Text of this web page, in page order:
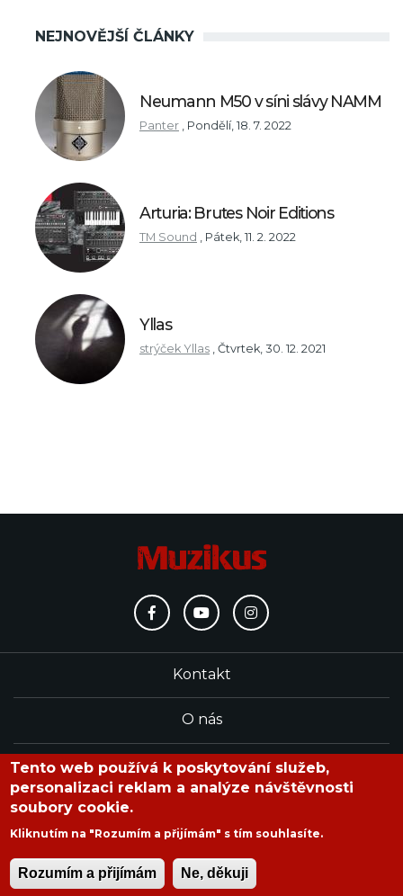
NEJNOVĚJŠÍ ČLÁNKY
Neumann M50 v síni slávy NAMM
Panter , Pondělí, 18. 7. 2022
Arturia: Brutes Noir Editions
TM Sound , Pátek, 11. 2. 2022
Yllas
strýček Yllas , Čtvrtek, 30. 12. 2021
Kontakt
O nás
Redakce
Copyright © 2020 Muzikus s.r.o.
Tento web používá k poskytování služeb,
personalizaci reklam a analýze návštěvnosti
soubory cookie.
Kliknutím na "Rozumím a přijímám" s tím souhlasíte.
Rozumím a přijímám Ne, děkuji